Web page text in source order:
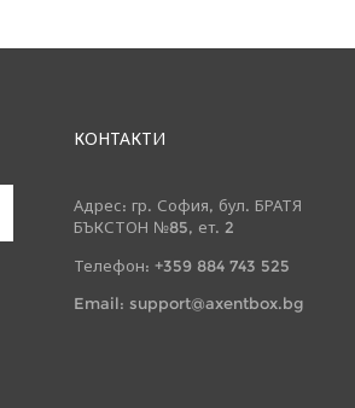
КОНТАКТИ
Адрес: гр. София, бул. БРАТЯ
БЪКСТОН №85, ет. 2
Телефон: +359 884 743 525
Email:support@axentbox.bg